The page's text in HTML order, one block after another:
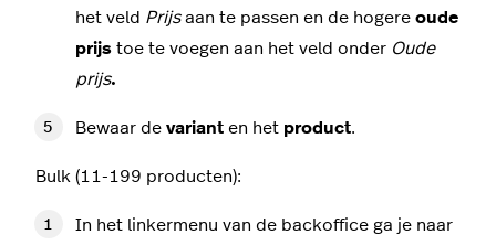
het veld Prijsaan te passen en de hogere oude
prijs toe te voegen aan het veld onder Oude
prijs.
Bewaar de variant en het product.
Bulk (11-199 producten):
In het linkermenu van de backoffice ga je naar